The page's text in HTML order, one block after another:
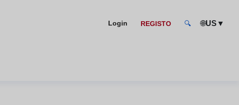
Login REGISTO 🔍 🌐US ▼